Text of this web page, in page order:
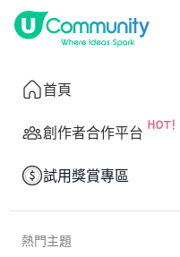
首頁
創作者合作平台
試用獎賞專區
熱門主題